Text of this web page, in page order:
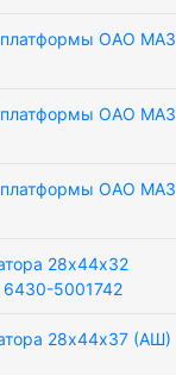
платформы ОАО МАЗ
платформы ОАО МАЗ
платформы ОАО МАЗ
28х44х32
6430-5001742
28х44х37 (АШ)